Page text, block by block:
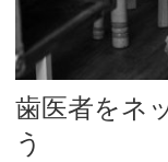
歯医者をネ
う